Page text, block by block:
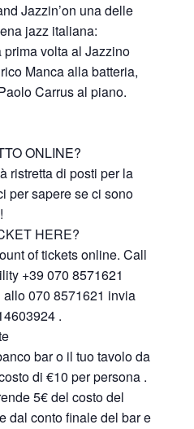
Jazzin’on una delle
jazz italiana:
prima volta al Jazzino
Manca alla batteria,
Carrus al piano.
ONLINE?
ristretta di posti per la
per sapere se ci sono
HERE?
of tickets online. Call
+39 070 8571621
070 8571621 invia
.
bar o il tuo tavolo da
di €10 per persona .
5€ del costo del
dal conto finale del bar e